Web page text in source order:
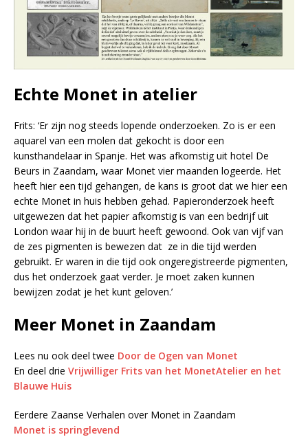
Echte Monet in atelier
Frits: ‘Er zijn nog steeds lopende onderzoeken. Zo is er een
aquarel van een molen dat gekocht is door een
kunsthandelaar in Spanje. Het was afkomstig uit hotel De
Beurs in Zaandam, waar Monet vier maanden logeerde. Het
heeft hier een tijd gehangen, de kans is groot dat we hier een
echte Monet in huis hebben gehad. Papieronderzoek heeft
uitgewezen dat het papier afkomstig is van een bedrijf uit
London waar hij in de buurt heeft gewoond. Ook van vijf van
de zes pigmenten is bewezen dat ze in die tijd werden
gebruikt. Er waren in die tijd ook ongeregistreerde pigmenten,
dus het onderzoek gaat verder. Je moet zaken kunnen
bewijzen zodat je het kunt geloven.’
Meer Monet in Zaandam
Lees nu ook deel twee Door de Ogen van Monet
En deel drie Vrijwilliger Frits van het MonetAtelier en het
Blauwe Huis
Eerdere Zaanse Verhalen over Monet in Zaandam
Monet is springlevend